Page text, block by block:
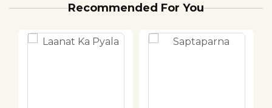
Recommended For You